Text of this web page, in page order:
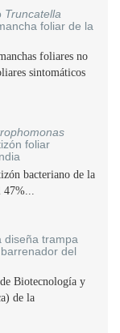
Truncatella
foliar de la
foliares no
sintomáticos
foliar
bacteriano de la
47%...
diseña trampa
del
Biotecnología y
de la